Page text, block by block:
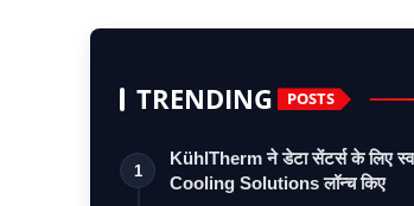
TRENDING POSTS
1
KühlTherm ने डेटा सेंटर्स के लिए
Cooling Solutions लॉन्च किए